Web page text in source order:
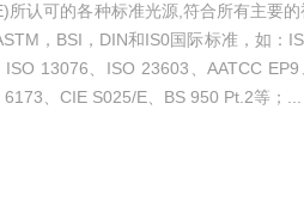
所认可的各种标准光源,符合所有主要的
，BSI，DIN和IS0国际标准，如：
13076、ISO 23603、AATCC EP9
、CIE S025/E、BS 950 Pt.2等；...